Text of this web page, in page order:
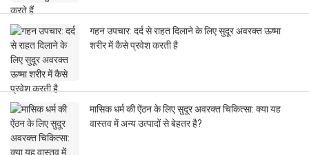
गहन उपचार: दर्द से राहत दिलाने के लिए सुदूर अवरक्त ऊष्मा
शरीर में कैसे प्रवेश करती है
मासिक धर्म की ऐंठन के लिए सुदूर अवरक्त चिकित्सा: क्या यह
वास्तव में अन्य उत्पादों से बेहतर है?